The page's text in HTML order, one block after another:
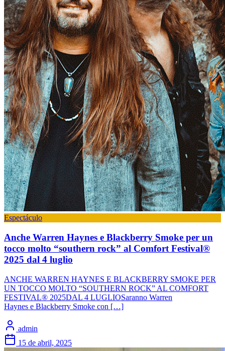
Espectáculo
Anche Warren Haynes e Blackberry Smoke per un
tocco molto “southern rock” al Comfort Festival®
2025 dal 4 luglio
ANCHE WARREN HAYNES E BLACKBERRY SMOKE PER
UN TOCCO MOLTO “SOUTHERN ROCK” AL COMFORT
FESTIVAL® 2025DAL 4 LUGLIOSaranno Warren
Haynes e Blackberry Smoke con […]
admin
15 de abril, 2025